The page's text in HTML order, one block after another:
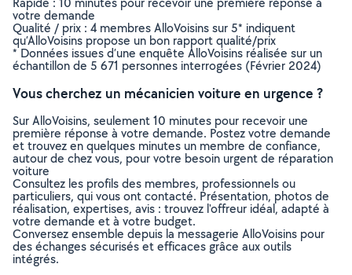
votre demande
Qualité / prix : 4 membres AlloVoisins sur 5* indiquent
qu’AlloVoisins propose un bon rapport qualité/prix
* Données issues d’une enquête AlloVoisins réalisée sur un
échantillon de 5 671 personnes interrogées (Février 2024)
Vous cherchez un mécanicien voiture en urgence ?
Sur AlloVoisins, seulement 10 minutes pour recevoir une
première réponse à votre demande. Postez votre demande
et trouvez en quelques minutes un membre de confiance,
autour de chez vous, pour votre besoin urgent de réparation
voiture
Consultez les profils des membres, professionnels ou
particuliers, qui vous ont contacté. Présentation, photos de
réalisation, expertises, avis : trouvez l'offreur idéal, adapté à
votre demande et à votre budget.
Conversez ensemble depuis la messagerie AlloVoisins pour
des échanges sécurisés et efficaces grâce aux outils
intégrés.